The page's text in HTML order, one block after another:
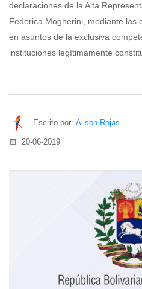
declaraciones de la Alta
Federica Mogherini, mediante las
en asuntos de la exclusiva
instituciones legítimamente
Escrito por: Alison Rojas
20-06-2019